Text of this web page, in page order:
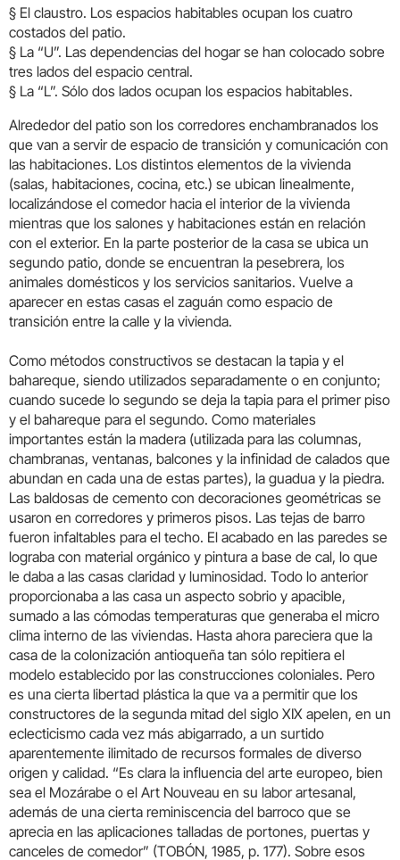
§ El claustro. Los espacios habitables ocupan los cuatro
costados del patio.
§ La “U”. Las dependencias del hogar se han colocado sobre
tres lados del espacio central.
§ La “L”. Sólo dos lados ocupan los espacios habitables.
Alrededor del patio son los corredores enchambranados los
que van a servir de espacio de transición y comunicación con
las habitaciones. Los distintos elementos de la vivienda
(salas, habitaciones, cocina, etc.) se ubican linealmente,
localizándose el comedor hacia el interior de la vivienda
mientras que los salones y habitaciones están en relación
con el exterior. En la parte posterior de la casa se ubica un
segundo patio, donde se encuentran la pesebrera, los
animales domésticos y los servicios sanitarios. Vuelve a
aparecer en estas casas el zaguán como espacio de
transición entre la calle y la vivienda.
Como métodos constructivos se destacan la tapia y el
bahareque, siendo utilizados separadamente o en conjunto;
cuando sucede lo segundo se deja la tapia para el primer piso
y el bahareque para el segundo. Como materiales
importantes están la madera (utilizada para las columnas,
chambranas, ventanas, balcones y la infinidad de calados que
abundan en cada una de estas partes), la guadua y la piedra.
Las baldosas de cemento con decoraciones geométricas se
usaron en corredores y primeros pisos. Las tejas de barro
fueron infaltables para el techo. El acabado en las paredes se
lograba con material orgánico y pintura a base de cal, lo que
le daba a las casas claridad y luminosidad. Todo lo anterior
proporcionaba a las casa un aspecto sobrio y apacible,
sumado a las cómodas temperaturas que generaba el micro
clima interno de las viviendas. Hasta ahora pareciera que la
casa de la colonización antioqueña tan sólo repitiera el
modelo establecido por las construcciones coloniales. Pero
es una cierta libertad plástica la que va a permitir que los
constructores de la segunda mitad del siglo XIX apelen, en un
eclecticismo cada vez más abigarrado, a un surtido
aparentemente ilimitado de recursos formales de diverso
origen y calidad. “Es clara la influencia del arte europeo, bien
sea el Mozárabe o el Art Nouveau en su labor artesanal,
además de una cierta reminiscencia del barroco que se
aprecia en las aplicaciones talladas de portones, puertas y
canceles de comedor” (TOBÓN, 1985, p. 177). Sobre esos